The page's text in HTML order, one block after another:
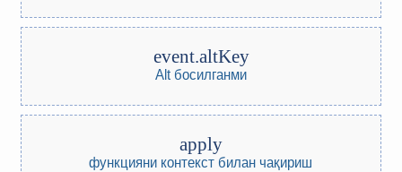
event.altKey
Alt босилганми
apply
функцияни контекст билан чақириш